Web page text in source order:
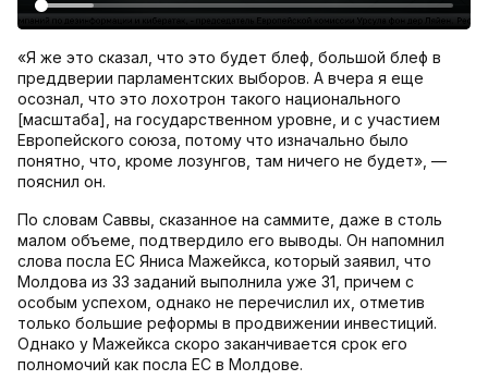
«Я же это сказал, что это будет блеф, большой блеф в
преддверии парламентских выборов. А вчера я еще
осознал, что это лохотрон такого национального
[масштаба], на государственном уровне, и с участием
Европейского союза, потому что изначально было
понятно, что, кроме лозунгов, там ничего не будет», —
пояснил он.
По словам Саввы, сказанное на саммите, даже в столь
малом объеме, подтвердило его выводы. Он напомнил
слова посла ЕС Яниса Мажейкса, который заявил, что
Молдова из 33 заданий выполнила уже 31, причем с
особым успехом, однако не перечислил их, отметив
только большие реформы в продвижении инвестиций.
Однако у Мажейкса скоро заканчивается срок его
полномочий как посла ЕС в Молдове.